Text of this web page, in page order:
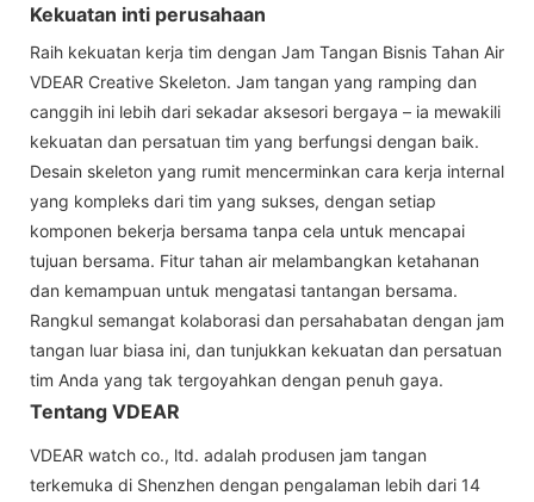
Kekuatan inti perusahaan
Raih kekuatan kerja tim dengan Jam Tangan Bisnis Tahan Air
VDEAR Creative Skeleton. Jam tangan yang ramping dan
canggih ini lebih dari sekadar aksesori bergaya – ia mewakili
kekuatan dan persatuan tim yang berfungsi dengan baik.
Desain skeleton yang rumit mencerminkan cara kerja internal
yang kompleks dari tim yang sukses, dengan setiap
komponen bekerja bersama tanpa cela untuk mencapai
tujuan bersama. Fitur tahan air melambangkan ketahanan
dan kemampuan untuk mengatasi tantangan bersama.
Rangkul semangat kolaborasi dan persahabatan dengan jam
tangan luar biasa ini, dan tunjukkan kekuatan dan persatuan
tim Anda yang tak tergoyahkan dengan penuh gaya.
Tentang VDEAR
VDEAR watch co., ltd. adalah produsen jam tangan
terkemuka di Shenzhen dengan pengalaman lebih dari 14